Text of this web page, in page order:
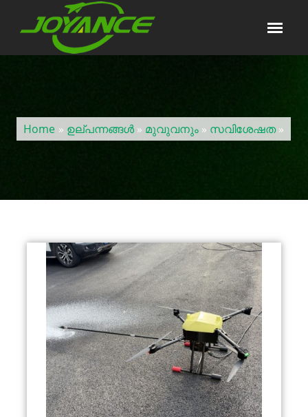
Home » ഉല്പന്നങ്ങൾ» മുവുവനും» സവിശേഷത»